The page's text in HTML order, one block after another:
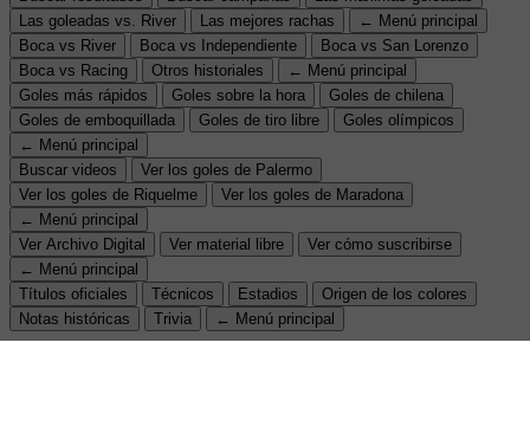
Las goleadas vs. River
Las mejores rachas
← Menú principal
Boca vs River
Boca vs Independiente
Boca vs San Lorenzo
Boca vs Racing
Otros historiales
← Menú principal
Goles más rápidos
Goles sobre la hora
Goles de chilena
Goles de emboquillada
Goles de tiro libre
Goles olímpicos
← Menú principal
Buscar videos
Ver los goles de Palermo
Ver los goles de Riquelme
Ver los goles de Maradona
← Menú principal
Ver Archivo Digital
Ver material libre
Ver cómo suscribirse
← Menú principal
Títulos oficiales
Técnicos Estadios
Origen de los colores
Notas históricas
Trivia ← Menú principal